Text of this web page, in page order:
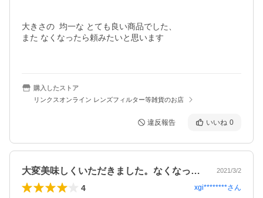
大きさの  均一な とても良い商品でした、
また なくなったら頼みたいと思います
購入したストア
リンクスオンライン レンズフィルター等雑貨のお店
違反報告 いいね 0
大変美味しくいただきました。なくなった… 2021/3/2
4 xgi********さん